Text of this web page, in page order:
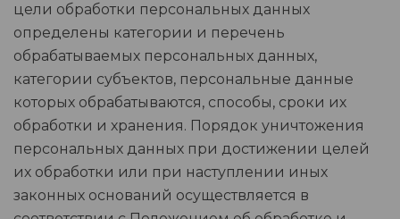
цели обработки персональных данных
определены категории и перечень
обрабатываемых персональных данных,
категории субъектов, персональные данные
которых обрабатываются, способы, сроки их
обработки и хранения. Порядок уничтожения
персональных данных при достижении целей
их обработки или при наступлении иных
законных оснований осуществляется в